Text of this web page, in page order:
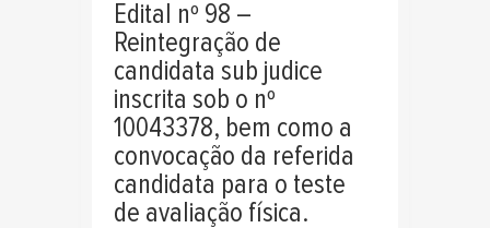
Edital nº 98 –
Reintegração de
candidata sub judice
inscrita sob o nº
10043378, bem como a
convocação da referida
candidata para o teste
de avaliação física.